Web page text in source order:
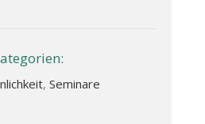
, Seminare